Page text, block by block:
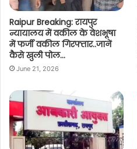
Raipur Breaking: रायपुर
न्यायालय में वकील के वेशभूषा
में फर्जी वकील गिरफ्तार..जानें
कैसे खुली पोल…
June 21, 2026